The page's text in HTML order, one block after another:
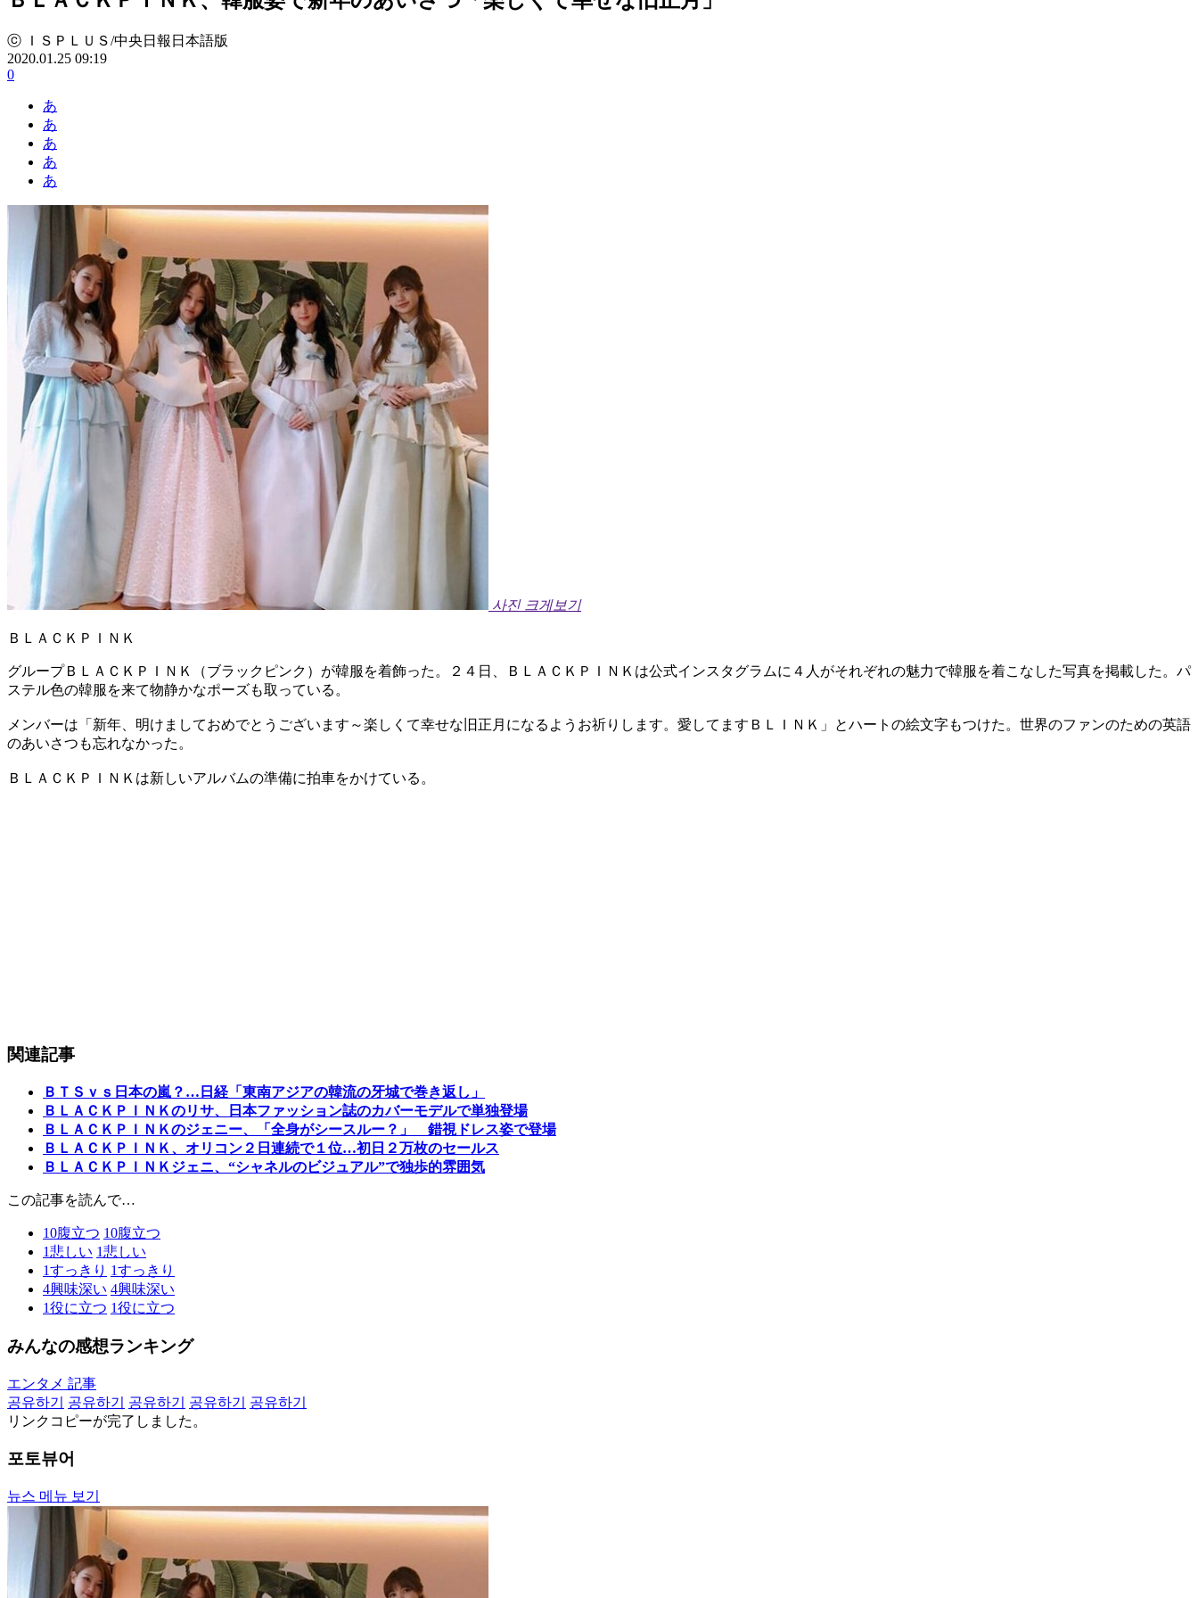
ⓒ ＩＳＰＬＵＳ/中央日報日本語版
2020.01.25 09:19
0
あ
あ
あ
あ
あ
사진 크게보기
ＢＬＡＣＫＰＩＮＫ
グループＢＬＡＣＫＰＩＮＫ（ブラックピンク）が韓服を着飾った。２４日、ＢＬＡＣＫＰＩＮＫは公式インスタグラムに４人がそれぞれの魅力で韓服を着こなした写真を掲載した。パ
ステル色の韓服を来て物静かなポーズも取っている。
メンバーは「新年、明けましておめでとうございます～楽しくて幸せな旧正月になるようお祈りします。愛してますＢＬＩＮＫ」とハートの絵文字もつけた。世界のファンのための英語
のあいさつも忘れなかった。
ＢＬＡＣＫＰＩＮＫは新しいアルバムの準備に拍車をかけている。
関連記事
ＢＴＳｖｓ日本の嵐？…日経「東南アジアの韓流の牙城で巻き返し」
ＢＬＡＣＫＰＩＮＫのリサ、日本ファッション誌のカバーモデルで単独登場
ＢＬＡＣＫＰＩＮＫのジェニー、「全身がシースルー？」 錯視ドレス姿で登場
ＢＬＡＣＫＰＩＮＫ、オリコン２日連続で１位…初日２万枚のセールス
ＢＬＡＣＫＰＩＮＫジェニ、“シャネルのビジュアル”で独歩的雰囲気
この記事を読んで…
10腹立つ 10腹立つ
1悲しい 1悲しい
1すっきり 1すっきり
4興味深い 4興味深い
1役に立つ 1役に立つ
みんなの感想ランキング
エンタメ 記事
공유하기
공유하기 공유하기 공유하기
공유하기
リンクコピーが完了しました。
포토뷰어
뉴스 메뉴 보기